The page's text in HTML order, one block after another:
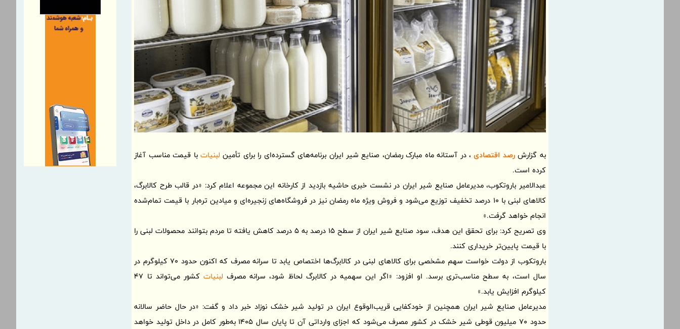
به گزارشرصد اقتصادی ، در آستانه ماه مبارک رمضان، صنایع شیر ایران برنامه‌های گسترده‌ای را برای تأمین لبنیاتبا قیمت مناسب آغاز
کرده است.
عبدالامیر باروتکوب، مدیرعامل صنایع شیر ایران در نشست خبری حاشیه بازدید از کارخانه این مجموعه اعلام کرد: «در قالب طرح کالابرگ،
کالاهای لبنی با 10 درصد تخفیف توزیع می‌شود و فروش ویژه ماه رمضان نیز در فروشگاه‌های زنجیره‌ای و میادین تره‌بار با قیمت تمام‌شده
انجام خواهد گرفت.»
وی تصریح کرد: برای تحقق این هدف، سود صنایع شیر ایران از سطح 15 درصد به 5 درصد کاهش یافته تا مردم بتوانند محصولات لبنی را
با قیمت پایین‌تر خریداری کنند.
باروتکوب از دولت خواست سهم مشخصی برای کالاهای لبنی در کالابرگ‌ها اختصاص یابد تا سرانه مصرف که اکنون حدود 70 کیلوگرم در
سال است، به سطح مناسب‌تری برسد. او افزود: «اگر این سهمیه در کالابرگ لحاظ شود، سرانه مصرف لبنیات
کشور می‌تواند تا 47
کیلوگرم افزایش یابد.»
مدیرعامل صنایع شیر ایران همچنین از خودکفایی قریب‌الوقوع ایران در تولید شیر خشک نوزاد خبر داد و گفت: «در حال حاضر سالانه
حدود 70 میلیون قوطی شیر خشک در کشور مصرف می‌شود که اجزای وارداتی آن تا پایان سال 1405 به‌طور کامل در داخل تولید خواهد